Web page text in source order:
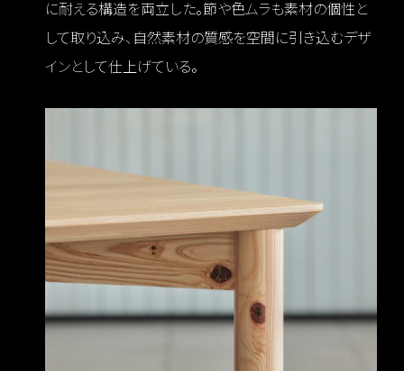
に耐える構造を両立した。節や色ムラも素材の個性と
して取り込み、自然素材の質感を空間に引き込むデザ
インとして仕上げている。